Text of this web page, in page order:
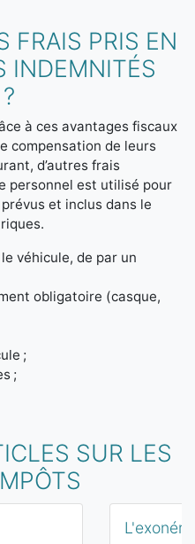
FRAIS PRIS EN
INDEMNITÉS
à ces avantages fiscaux
compensation de leurs
d’autres frais
personnel est utilisé pour
et inclus dans le
véhicule, de par un
obligatoire (casque,
;
;
SUR LES